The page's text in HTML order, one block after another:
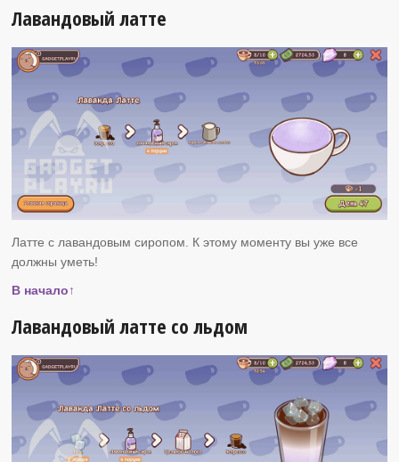
Лавандовый латте
Латте с лавандовым сиропом. К этому моменту вы уже все
должны уметь!
В начало↑
Лавандовый латте со льдом